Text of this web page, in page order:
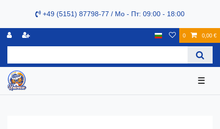
+49 (5151) 87798-77 / Mo - Пт: 09:00 - 18:00
0 0,00 €
☰